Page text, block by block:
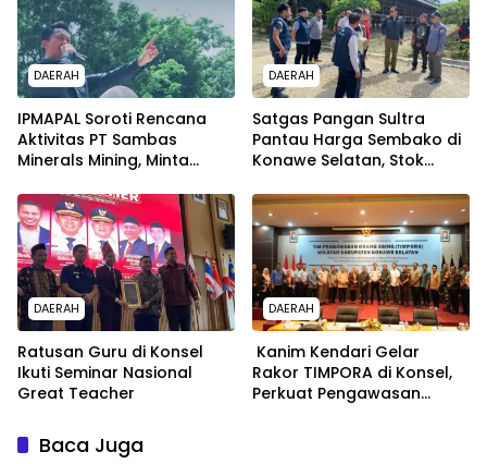
DAERAH
IPMAPAL Soroti Rencana
Aktivitas PT Sambas
Minerals Mining, Minta
Beroperasi
DAERAH
Satgas Pangan Sultra
Pantau Harga Sembako di
Konawe Selatan, Stok
DAERAH
Ratusan Guru di Konsel
Ikuti Seminar Nasional
Great Teacher
DAERAH
Kanim Kendari Gelar
Rakor TIMPORA di Konsel,
Perkuat Pengawasan
Baca Juga